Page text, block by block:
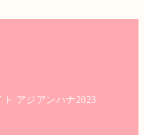
アジアンハナ2023